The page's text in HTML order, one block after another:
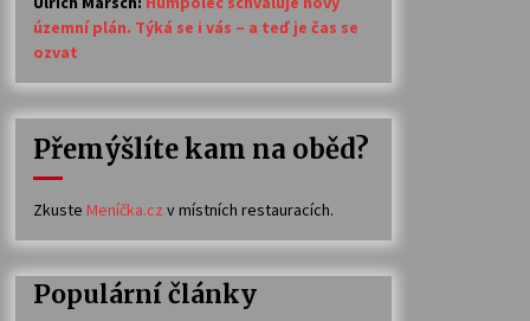
územní plán. Týká se i vás – a teď je čas se
ozvat
Přemýšlíte kam na oběd?
Zkuste Meníčka.cz v místních restauracích.
Populární články